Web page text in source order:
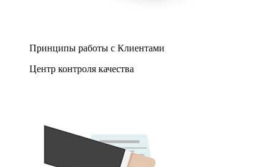
Принципы работы с Клиентами
Центр контроля качества